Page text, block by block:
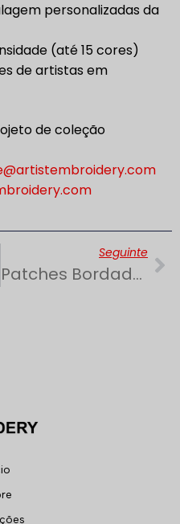
personalizadas da
(até 15 cores)
de artistas em
de coleção
Seguinte
Patches Bordados Sustentáveis | Materiais E Linhas Ecológicos